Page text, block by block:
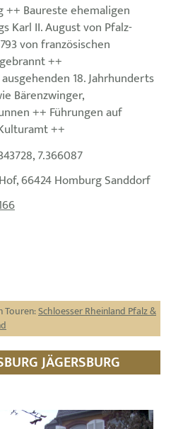
++ Baureste ehemaligen
Karl II. August von Pfalz-
von französischen
++
18. Jahrhunderts
Bärenzwinger,
++ Führungen auf
++
7.366087
66424 Homburg Sanddorf
Touren:Schloesser Rheinland Pfalz &
JÄGERSBURG